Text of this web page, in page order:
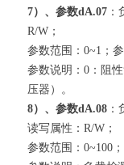
7）、参数dA.07
R/W；
参数范围：0~1；
参数说明：0：阻
压器）。
8）、参数dA.08
读写属性：R/W；
参数范围：0~100